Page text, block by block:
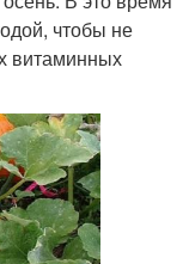
чтобы не
витаминных